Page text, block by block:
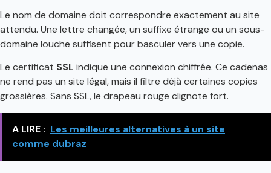
Le nom de domaine doit correspondre exactement au site
attendu. Une lettre changée, un suffixe étrange ou un sous-
domaine louche suffisent pour basculer vers une copie.
Le certificat SSL indique une connexion chiffrée. Ce cadenas
ne rend pas un site légal, mais il filtre déjà certaines copies
grossières. Sans SSL, le drapeau rouge clignote fort.
A LIRE : Les meilleures alternatives à un site
comme dubraz